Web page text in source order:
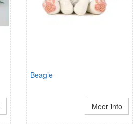
Beagle
Meer info